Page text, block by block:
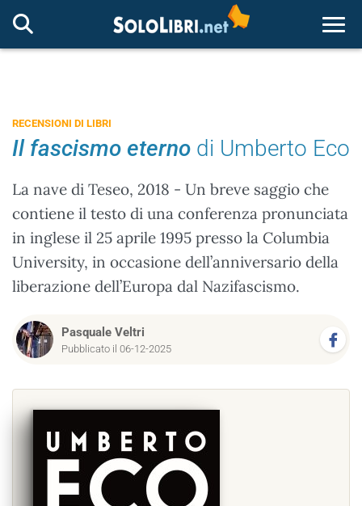
RECENSIONI DI LIBRI
Il fascismo eterno di Umberto Eco
La nave di Teseo, 2018 - Un breve saggio che
contiene il testo di una conferenza pronunciata
in inglese il 25 aprile 1995 presso la Columbia
University, in occasione dell’anniversario della
liberazione dell’Europa dal Nazifascismo.
Pasquale Veltri
Pubblicato il 06-12-2025